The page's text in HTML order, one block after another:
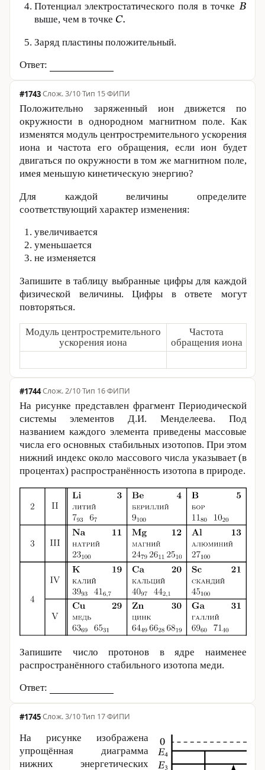
Потенциал электростатического поля в точке
выше, чем в точке
Заряд пластины положительный.
Ответ:
#1743· 3/10·Тип 15·ФИПИ
Положительно заряженный ион движется по
окружности в однородном магнитном поле. Как
изменятся модуль центростремительного ускорения
иона и частота его обращения, если ион будет
двигаться по окружности в том же магнитном поле,
имея меньшую кинетическую энергию?
Для каждой величины определите
соответствующий характер изменения:
увеличивается
уменьшается
не изменяется
Запишите в таблицу выбранные цифры для каждой
физической величины. Цифры в ответе могут
повторяться.
Модуль центростремительного
ускорения иона
Частота
обращения иона
#1744· 2/10·Тип 16·ФИПИ
На рисунке представлен фрагмент Периодической
системы элементов Д.И. Менделеева. Под
названием каждого элемента приведены массовые
числа его основных стабильных изотопов. При этом
нижний индекс около массового числа указывает (в
процентах) распространённость изотопа в природе.
Запишите число протонов в ядре наименее
распространённого стабильного изотопа меди.
Ответ:
#1745· 3/10·Тип 17·ФИПИ
На рисунке изображена
упрощённая диаграмма
нижних энергетических